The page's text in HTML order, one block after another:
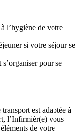
l’hygiène de votre
si votre séjour se
pour se
est adaptée à
l’Infirmièr(e) vous
de votre